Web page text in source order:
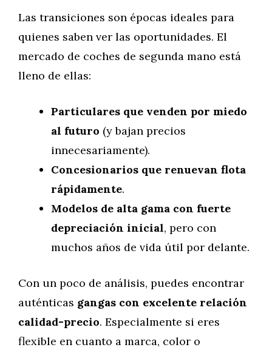
Las transiciones son épocas ideales para
quienes saben ver las oportunidades. El
mercado de coches de segunda mano está
lleno de ellas:
Particulares que venden por miedo
al futuro (y bajan precios
innecesariamente).
Concesionarios que renuevan flota
rápidamente.
Modelos de alta gama con fuerte
depreciación inicial, pero con
muchos años de vida útil por delante.
Con un poco de análisis, puedes encontrar
auténticas gangas con excelente relación
calidad-precio. Especialmente si eres
flexible en cuanto a marca, color o